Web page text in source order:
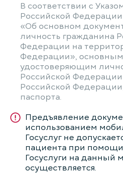
В соответствии с
Российской Федерации
«Об основном
личность гражданина
Федерации на
Федерации»,
удостоверяющим
Российской
Российской
паспорта.
Предъявление
использованием
Госуслуг не
пациента при
Госуслуги на данный
осуществляется.